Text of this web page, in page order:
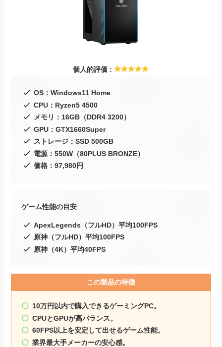
個人的評価 :
OS：Windows11 Home
CPU：Ryzen5 4500
メモリ：16GB（DDR4 3200）
GPU：GTX1660Super
ストレージ：SSD 500GB
電源：550W（80PLUS BRONZE）
価格：97,980円
ゲーム性能の目安
ApexLegends（フルHD）平均100FPS
原神（フルHD）平均100FPS
原神（4K）平均40FPS
この製品の特徴
10万円以内で購入できるゲーミングPC。
CPUとGPUが高バランス。
60FPS以上を安定して出せるゲーム性能。
業界最大手メーカーの安心感。